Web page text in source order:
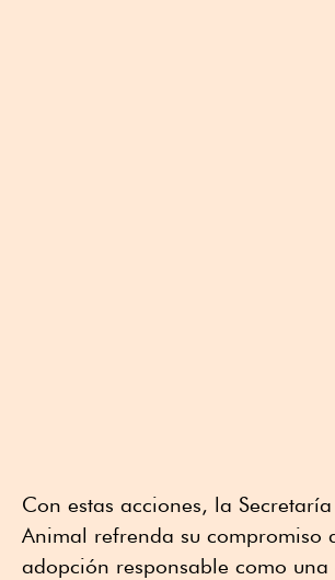
Con estas acciones, la
Animal refrenda su compromiso
adopción responsable como una